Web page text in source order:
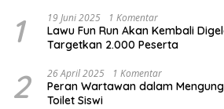
1 19 Juni 2025 1 Komentar
Lawu Fun Run Akan Kembali
Targetkan 2.000 Peserta
2 26 April 2025 1 Komentar
Peran Wartawan dalam
Toilet Siswi